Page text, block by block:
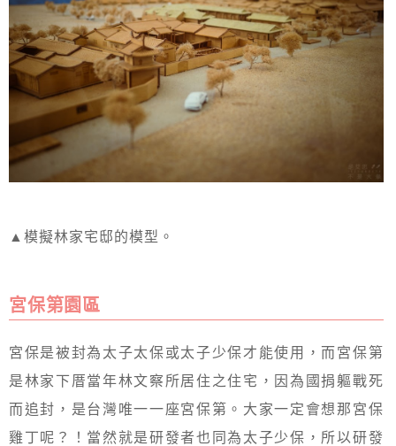
▲模擬林家宅邸的模型。
宮保第園區
宮保是被封為太子太保或太子少保才能使用，而宮保第
是林家下厝當年林文察所居住之住宅，因為國捐軀戰死
而追封，是台灣唯一一座宮保第。大家一定會想那宮保
雞丁呢？！當然就是研發者也同為太子少保，所以研發